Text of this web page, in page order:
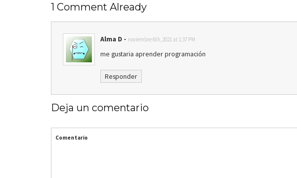
1 Comment Already
Alma D - noviembre 6th, 2021 at 1:37 PM
me gustaria aprender programación
Responder
Deja un comentario
Comentario